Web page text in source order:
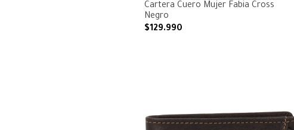
Cartera Cuero Mujer Fabia Cross
Negro
$129.990